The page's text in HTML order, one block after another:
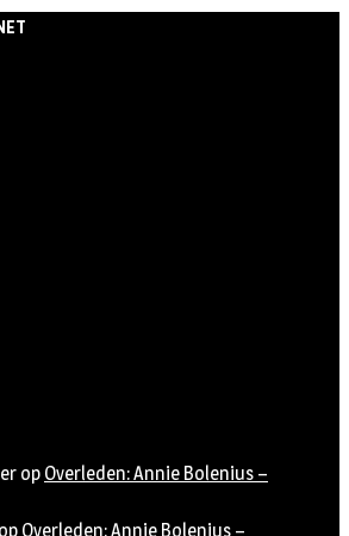
op Overleden: Annie Bolenius –
op Overleden: Annie Bolenius –